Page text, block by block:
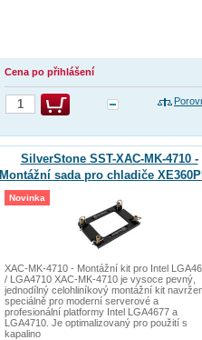
Cena po přihlášení
SilverStone SST-XAC-MK-4710 -
Montážní sada pro chladiče
XE360PDD / XE360 - Intel
LGA4710
XAC-MK-4710 - Montážní kit pro Intel
/ LGA4710 XAC-MK-4710 je vysoce pevný,
jednodílný celohliníkový montážní kit
speciálně pro moderní serverové a
profesionální platformy Intel LGA4677 a
LGA4710. Je optimalizovaný pro použití s
kapalino
Novinka